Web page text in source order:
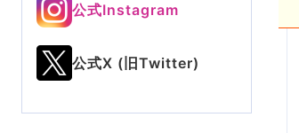
公式Instagram
公式X (旧Twitter)